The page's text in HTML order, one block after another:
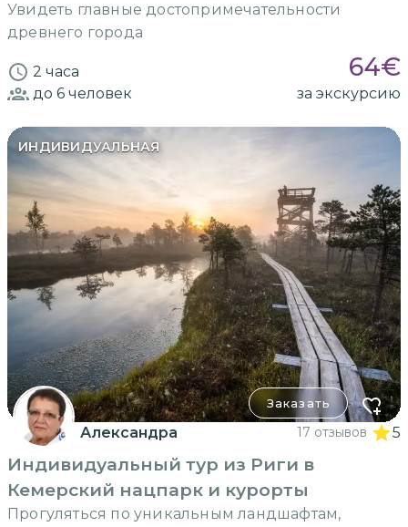
Увидеть главные достопримечательности
древнего города
2 часа 64€
до 6 человек за экскурсию
ИНДИВИДУАЛЬНАЯ
Заказать
Александра 17 отзывов 5
Индивидуальный тур из Риги в
Кемерский нацпарк и курорты
Прогуляться по уникальным ландшафтам,